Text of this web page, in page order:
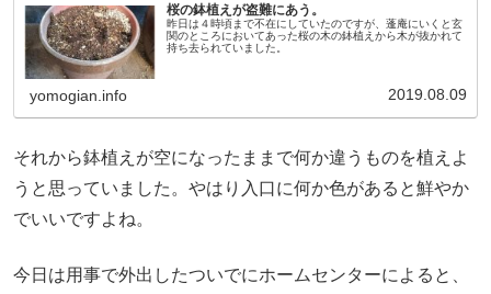
桜の鉢植えが盗難にあう。
昨日は４時頃まで不在にしていたのですが、蓬庵にいくと玄
関のところにおいてあった桜の木の鉢植えから木が抜かれて
持ち去られていました。
yomogian.info 2019.08.09
それから鉢植えが空になったままで何か違うものを植えよ
うと思っていました。やはり入口に何か色があると鮮やか
でいいですよね。
今日は用事で外出したついでにホームセンターによると、